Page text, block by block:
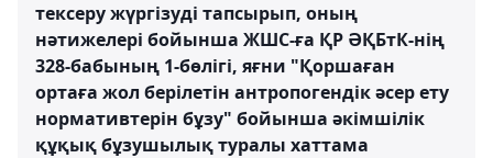
тексеру жүргізуді тапсырып, оның
нәтижелері бойынша ЖШС-ға ҚР ӘҚБтК-нің
328-бабының 1-бөлігі, яғни "Қоршаған
ортаға жол берілетін антропогендік әсер ету
нормативтерін бұзу" бойынша әкімшілік
құқық бұзушылық туралы хаттама